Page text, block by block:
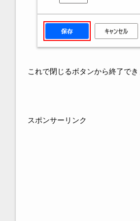
これで閉じるボタンから終了で
スポンサーリンク